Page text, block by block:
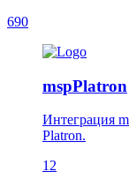
690
mspPlatron
Интеграция
Platron.
12